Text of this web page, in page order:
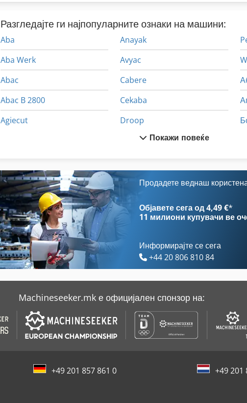
Разгледајте ги најпопуларните ознаки на машини:
Aba
Aba Werk
Abac
Abac B 2800
Agiecut
Alzstar
Alztronic
Anayak
Avyac
Cabere
Cekaba
Droop
Elbomat
Klaiber
Покажи повеќе
Продадете веднаш
Објавете сега од 4,49 €*
11 милиони купувачи ве
Информирајте се сега
+44 20 806 810 84
Machineseeker.mk е официјален спонзор на:
+49 201 857 861 0
+49 201